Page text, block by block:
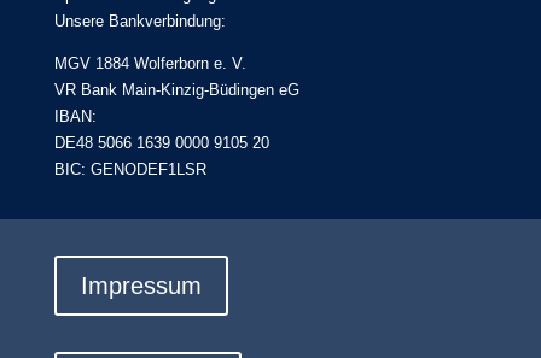
Unsere Bankverbindung:
MGV 1884 Wolferborn e. V.
VR Bank Main-Kinzig-Büdingen eG
IBAN:
DE48 5066 1639 0000 9105 20
BIC: GENODEF1LSR
Impressum